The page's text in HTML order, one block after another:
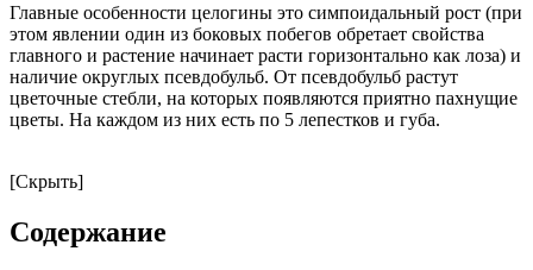
Главные особенности целогины это симпоидальный рост (при
этом явлении один из боковых побегов обретает свойства
главного и растение начинает расти горизонтально как лоза) и
наличие округлых псевдобульб. От псевдобульб растут
цветочные стебли, на которых появляются приятно пахнущие
цветы. На каждом из них есть по 5 лепестков и губа.
[Скрыть]
Содержание